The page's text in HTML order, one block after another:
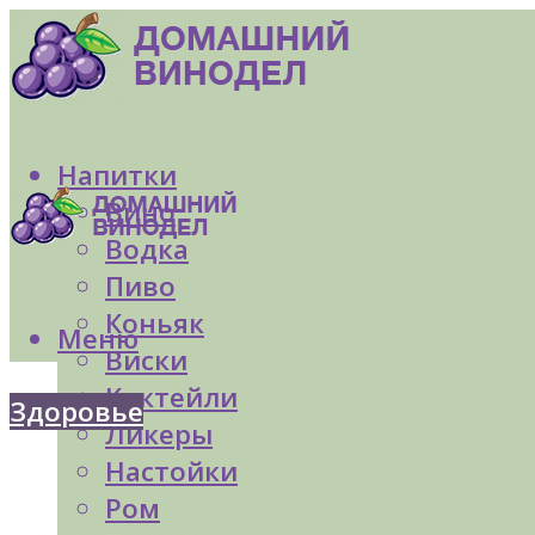
Напитки
Вино
Водка
Пиво
Коньяк
Виски
Коктейли
Ликеры
Настойки
Ром
Меню
Здоровье